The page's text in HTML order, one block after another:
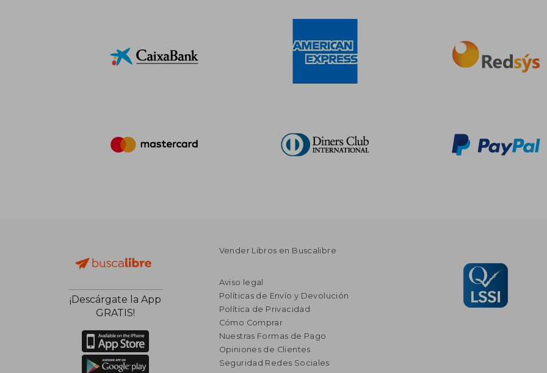
¡Descárgate la App
GRATIS!
Vender Libros en Buscalibre
Aviso legal
Políticas de Envío y Devolución
Política de Privacidad
Cómo Comprar
Nuestras Formas de Pago
Opiniones de Clientes
Seguridad Redes Sociales